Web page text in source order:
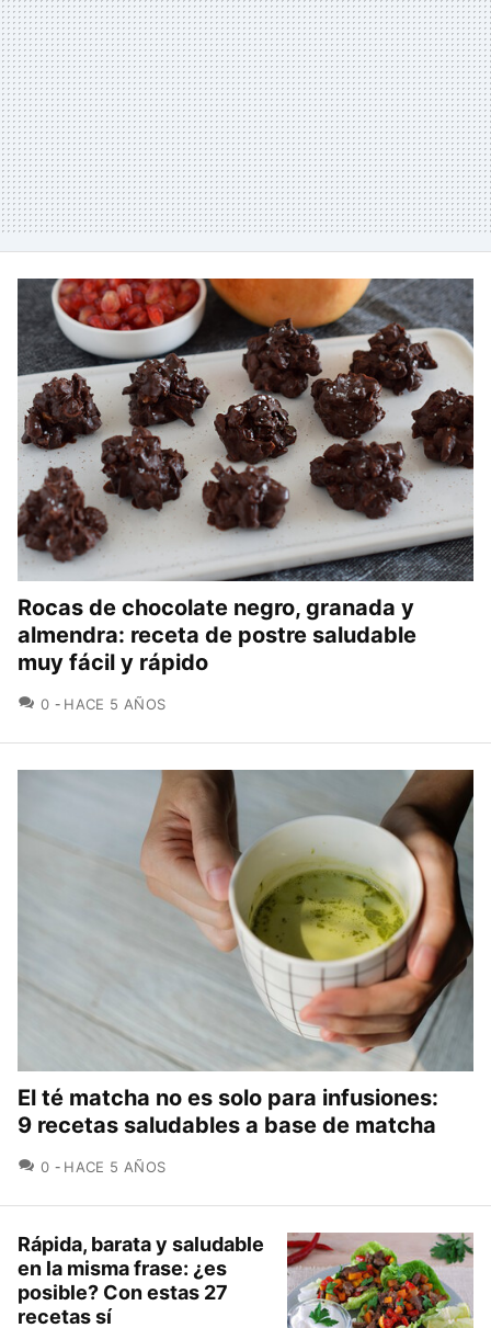
Rocas de chocolate negro, granada y
almendra: receta de postre saludable
muy fácil y rápido
0 COMENTARIOS
HACE 5 AÑOS
El té matcha no es solo para infusiones:
9 recetas saludables a base de matcha
0 COMENTARIOS
HACE 5 AÑOS
Rápida, barata y saludable
en la misma frase: ¿es
posible? Con estas 27
recetas sí